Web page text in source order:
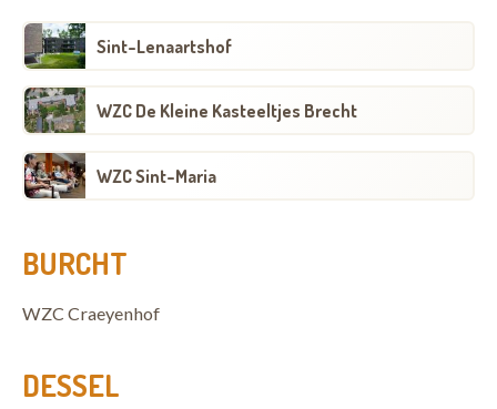
Sint-Lenaartshof
WZC De Kleine Kasteeltjes Brecht
WZC Sint-Maria
BURCHT
WZC Craeyenhof
DESSEL